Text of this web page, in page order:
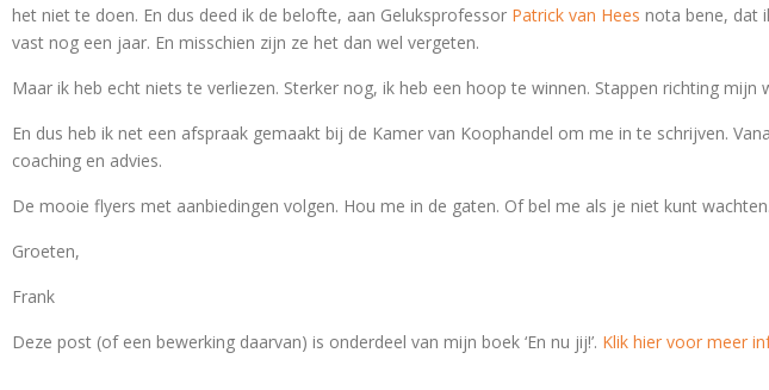
het niet te doen. En dus deed ik de belofte, aan Geluksprofessor Patrick van Hees nota bene, dat
vast nog een jaar. En misschien zijn ze het dan wel vergeten.
Maar ik heb echt niets te verliezen. Sterker nog, ik heb een hoop te winnen. Stappen richting mijn
En dus heb ik net een afspraak gemaakt bij de Kamer van Koophandel om me in te schrijven.
coaching en advies.
De mooie flyers met aanbiedingen volgen. Hou me in de gaten. Of bel me als je niet kunt wachten.
Groeten,
Frank
Deze post (of een bewerking daarvan) is onderdeel van mijn boek ‘En nu jij!’. Klik hier voor meer